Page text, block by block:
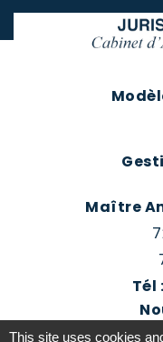
Maître
Tél
This site uses cookies